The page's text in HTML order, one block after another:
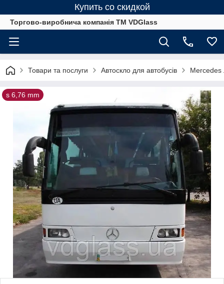
Купить со скидкой
Торгово-виробнича компанія ТМ VDGlass
Товари та послуги Автоскло для автобуcів Mercedes
s 6,76 mm